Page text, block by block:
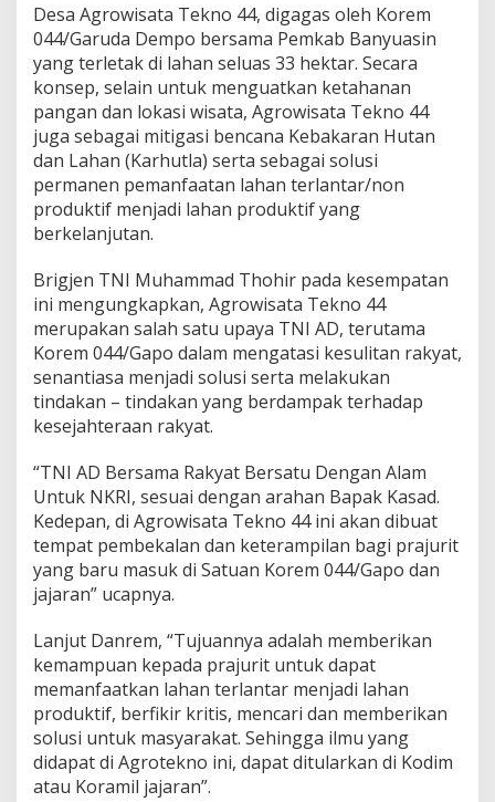
a
m
a
D
e
n
g
a
n
R
a
a
B
e
r
s
a
t
u
e
n
a
n
A
l
m
n
t
u
k
N
K
R
Desa Agrowisata Tekno 44, digagas oleh Korem
044/Garuda Dempo bersama Pemkab Banyuasin
yang terletak di lahan seluas 33 hektar. Secara
konsep, selain untuk menguatkan ketahanan
pangan dan lokasi wisata, Agrowisata Tekno 44
juga sebagai mitigasi bencana Kebakaran Hutan
dan Lahan (Karhutla) serta sebagai solusi
permanen pemanfaatan lahan terlantar/non
produktif menjadi lahan produktif yang
berkelanjutan.
Brigjen TNI Muhammad Thohir pada kesempatan
ini mengungkapkan, Agrowisata Tekno 44
merupakan salah satu upaya TNI AD, terutama
Korem 044/Gapo dalam mengatasi kesulitan rakyat,
senantiasa menjadi solusi serta melakukan
tindakan – tindakan yang berdampak terhadap
kesejahteraan rakyat.
“TNI AD Bersama Rakyat Bersatu Dengan Alam
Untuk NKRI, sesuai dengan arahan Bapak Kasad.
Kedepan, di Agrowisata Tekno 44 ini akan dibuat
tempat pembekalan dan keterampilan bagi prajurit
yang baru masuk di Satuan Korem 044/Gapo dan
jajaran” ucapnya.
Lanjut Danrem, “Tujuannya adalah memberikan
kemampuan kepada prajurit untuk dapat
memanfaatkan lahan terlantar menjadi lahan
produktif, berfikir kritis, mencari dan memberikan
solusi untuk masyarakat. Sehingga ilmu yang
didapat di Agrotekno ini, dapat ditularkan di Kodim
atau Koramil jajaran”.